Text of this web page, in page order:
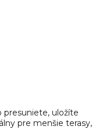
presuniete, uložíte
pre menšie terasy,